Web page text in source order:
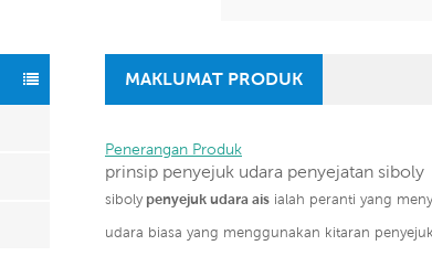
MAKLUMAT PRODUK
Penerangan Produk
prinsip penyejuk udara penyejatan siboly
sibolypenyejuk udara ais ialah peranti yang
udara biasa yang menggunakan kitaran